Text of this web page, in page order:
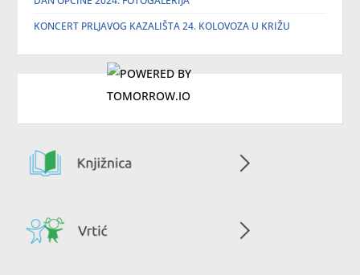
KONCERT PRLJAVOG KAZALIŠTA 24. KOLOVOZA U KRIŽU